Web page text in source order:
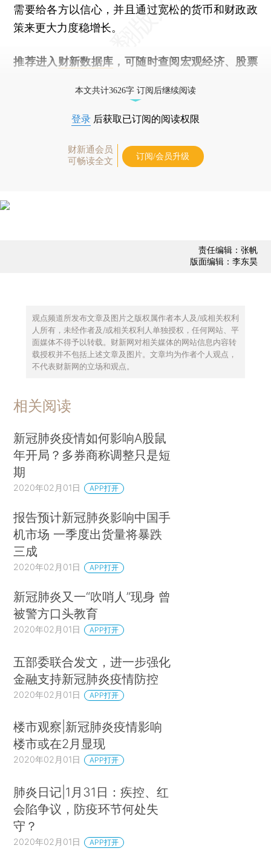
需要给各方以信心，并且通过宽松的货币和财政政
策来更大力度稳增长。
推荐进入 财新数据库 ，可随时查阅宏观经济、股票
本文共计3626字 订阅后继续阅读
登录 后获取已订阅的阅读权限
财新通会员
可畅读全文
订阅/会员升级
责任编辑：张帆
版面编辑：李东昊
观点频道所发布文章及图片之版权属作者本人及/或相关权利
人所有，未经作者及/或相关权利人单独授权，任何网站、平
面媒体不得予以转载。财新网对相关媒体的网站信息内容转
载授权并不包括上述文章及图片。文章均为作者个人观点，
不代表财新网的立场和观点。
相关阅读
新冠肺炎疫情如何影响A股鼠
年开局？多券商称调整只是短
期
2020年02月01日 APP打开
报告预计新冠肺炎影响中国手
机市场 一季度出货量将暴跌
三成
2020年02月01日 APP打开
新冠肺炎又一“吹哨人”现身 曾
被警方口头教育
2020年02月01日 APP打开
五部委联合发文，进一步强化
金融支持新冠肺炎疫情防控
2020年02月01日 APP打开
楼市观察|新冠肺炎疫情影响
楼市或在2月显现
2020年02月01日 APP打开
肺炎日记|1月31日：疾控、红
会陷争议，防疫环节何处失
守？
2020年02月01日 APP打开